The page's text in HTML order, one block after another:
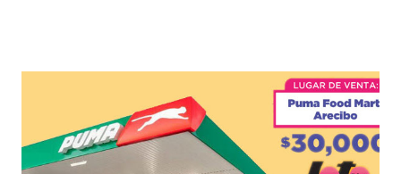
ganador fue vendido en la farmacia Yarimar de la
Urbanización Las Lomas en el Municipio de San Juan
¡Enhorabuena que lo disfrute!
...